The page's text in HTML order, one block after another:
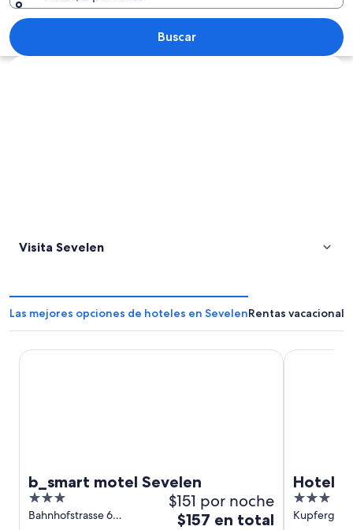
Carretera con vehículos, una señal
Buscar
Explorar mapa
Visita Sevelen
Las mejores opciones de hoteles en SevelenRentas
b_smart motel Sevelen
3
out
Bahnhofstrasse 6
$151 por noche
El
$157 en total
b_smart motel Sevelen
Hotel
3
out
Hotel